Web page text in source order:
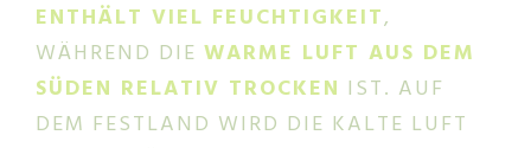
ENTHÄLT VIEL FEUCHTIGKEIT,
WÄHREND DIE WARME LUFT AUS DEM
SÜDEN RELATIV TROCKEN IST. AUF
DEM FESTLAND WIRD DIE KALTE LUFT